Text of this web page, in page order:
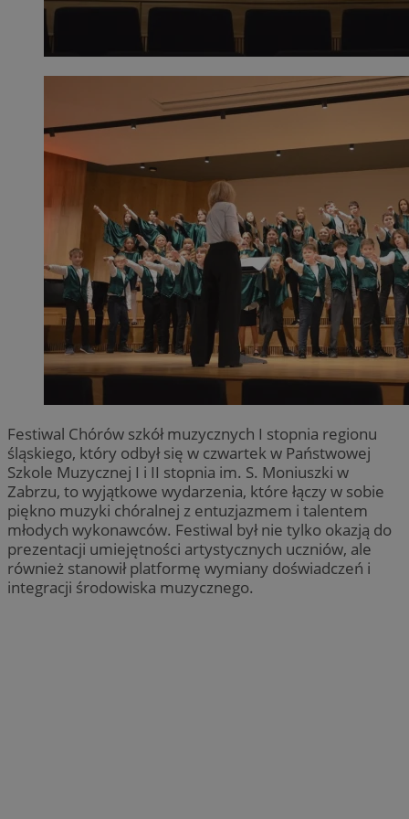
Festiwal Chórów szkół muzycznych I stopnia regionu
śląskiego, który odbył się w czwartek w Państwowej
Szkole Muzycznej I i II stopnia im. S. Moniuszki w
Zabrzu, to wyjątkowe wydarzenia, które łączy w sobie
piękno muzyki chóralnej z entuzjazmem i talentem
młodych wykonawców. Festiwal był nie tylko okazją do
prezentacji umiejętności artystycznych uczniów, ale
również stanowił platformę wymiany doświadczeń i
integracji środowiska muzycznego.